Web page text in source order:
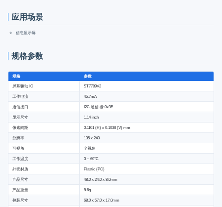
应用场景
信息显示屏
规格参数
规格 参数
屏幕驱动 IC ST7789V2
工作电流 45.7mA
通信接口 I2C 通信 @ 0x3E
显示尺寸 1.14 inch
像素间距 0.1101 (H) x 0.1038 (V) mm
分辨率 135 x 240
可视角 全视角
工作温度 0 ~ 60°C
外壳材质 Plastic (PC)
产品尺寸 48.0 x 24.0 x 8.0mm
产品重量 8.6g
包装尺寸 68.0 x 57.0 x 17.0mm